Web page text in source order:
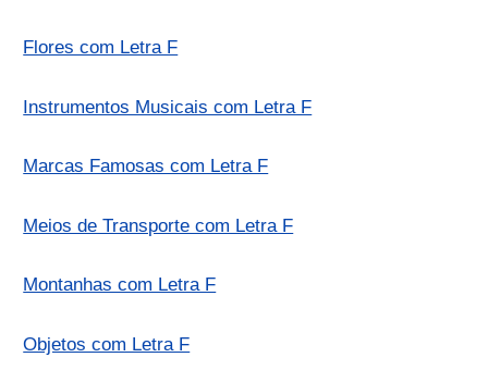
Flores com Letra F
Instrumentos Musicais com Letra F
Marcas Famosas com Letra F
Meios de Transporte com Letra F
Montanhas com Letra F
Objetos com Letra F